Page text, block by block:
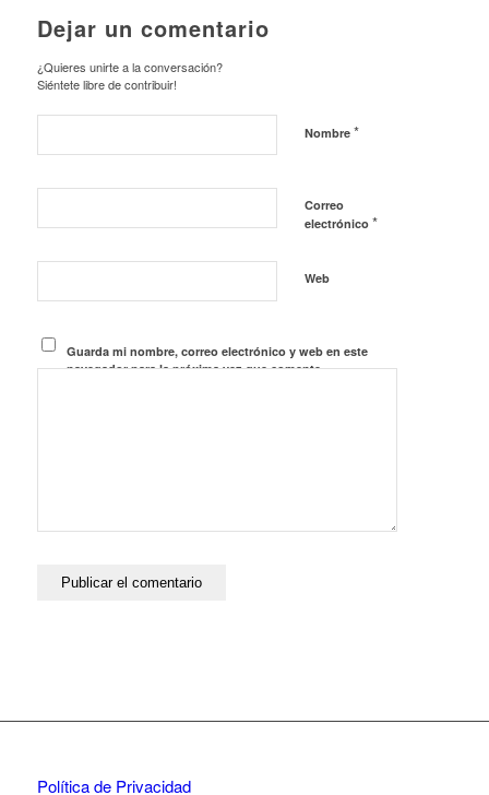
Dejar un comentario
¿Quieres unirte a la conversación?
Siéntete libre de contribuir!
Nombre *
Correo
electrónico *
Web
Guarda mi nombre, correo electrónico y web en este
navegador para la próxima vez que comente.
Política de Privacidad